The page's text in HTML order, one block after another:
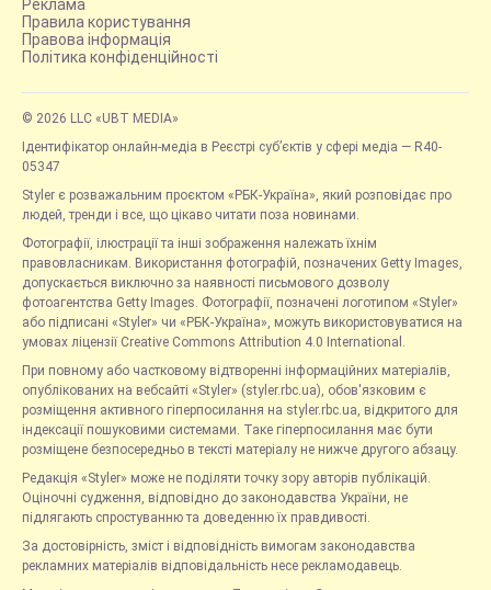
Реклама
Правила користування
Правова інформація
Політика конфіденційності
© 2026 LLC «UBT MEDIA»
Ідентифікатор онлайн-медіа в Реєстрі суб’єктів у сфері медіа — R40-
05347
Styler є розважальним проєктом «РБК-Україна», який розповідає про
людей, тренди і все, що цікаво читати поза новинами.
Фотографії, ілюстрації та інші зображення належать їхнім
правовласникам. Використання фотографій, позначених Getty Images,
допускається виключно за наявності письмового дозволу
фотоагентства Getty Images. Фотографії, позначені логотипом «Styler»
або підписані «Styler» чи «РБК-Україна», можуть використовуватися на
умовах ліцензії Creative Commons Attribution 4.0 International.
При повному або частковому відтворенні інформаційних матеріалів,
опублікованих на вебсайті «Styler» (styler.rbc.ua), обов'язковим є
розміщення активного гіперпосилання на styler.rbc.ua, відкритого для
індексації пошуковими системами. Таке гіперпосилання має бути
розміщене безпосередньо в тексті матеріалу не нижче другого абзацу.
Редакція «Styler» може не поділяти точку зору авторів публікацій.
Оціночні судження, відповідно до законодавства України, не
підлягають спростуванню та доведенню їх правдивості.
За достовірність, зміст і відповідність вимогам законодавства
рекламних матеріалів відповідальність несе рекламодавець.